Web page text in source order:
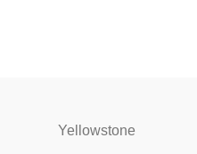
Yellowstone